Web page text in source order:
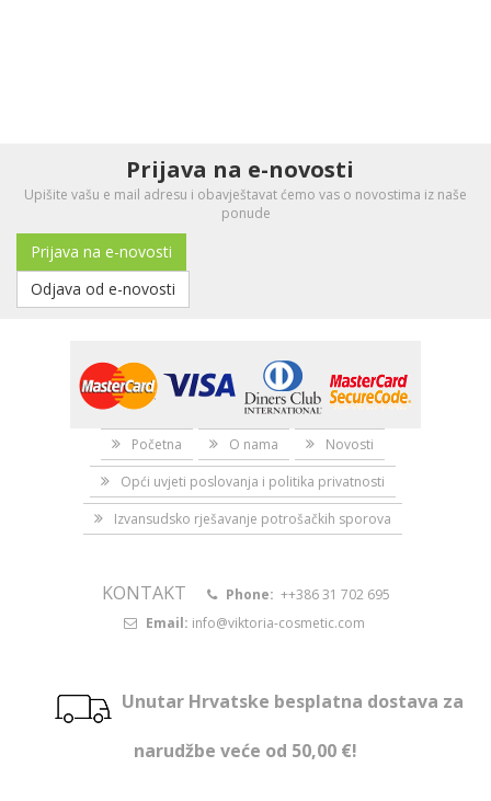
Prijava na e-novosti
Upišite vašu e mail adresu i obavještavat ćemo vas o novostima iz naše
ponude
Prijava na e-novosti
Odjava od e-novosti
Početna O nama
Novosti
Opći uvjeti poslovanja i politika privatnosti
Izvansudsko rješavanje potrošačkih sporova
KONTAKT Phone: ++386 31 702 695
Email: info@viktoria-cosmetic.com
Unutar Hrvatske besplatna dostava za
narudžbe veće od 50,00 €!